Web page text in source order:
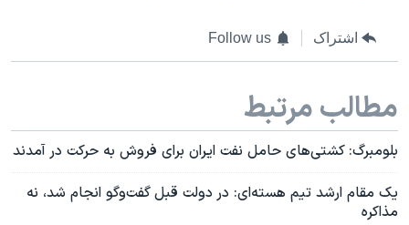
اشتراک Follow us
مطالب مرتبط
بلومبرگ: کشتی‌های حامل نفت ایران برای فروش به حرکت در آمدند
یک مقام ارشد تیم هسته‌ای: در دولت قبل گفت‌وگو انجام شد، نه
مذاکره